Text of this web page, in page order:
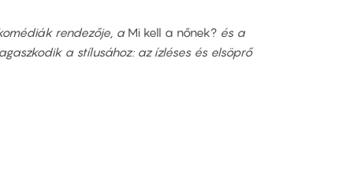
rendezője, a Mi kell a nőnek? és a
a stílusához: az ízléses és elsöprő